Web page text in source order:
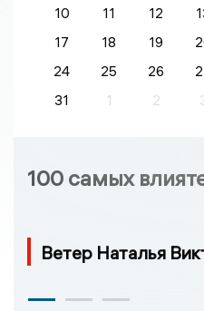
10 11 12
17
18 19
24
25 26
31
1 2
100 самых
Ветер Наталья